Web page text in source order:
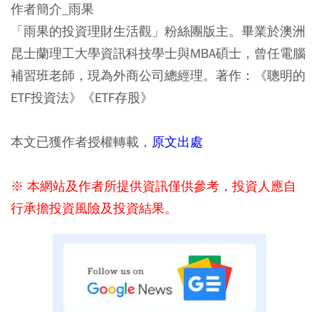
作者簡介_雨果
「雨果的投資理財生活觀」粉絲團版主。畢業於澳洲
昆士蘭理工大學資訊科技學士與MBA碩士，曾任電腦
補習班老師，現為外商公司總經理。著作：《聰明的
ETF投資法》《ETF存股》
本文已獲作者授權轉載， 原文出處
※ 本網站及作者所提供資訊僅供參考，投資人應自
行承擔投資風險及投資結果。